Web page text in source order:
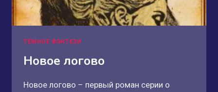
ТЁМНОЕ ФЭНТЕЗИ
Новое логово
Новое логово – первый роман серии о